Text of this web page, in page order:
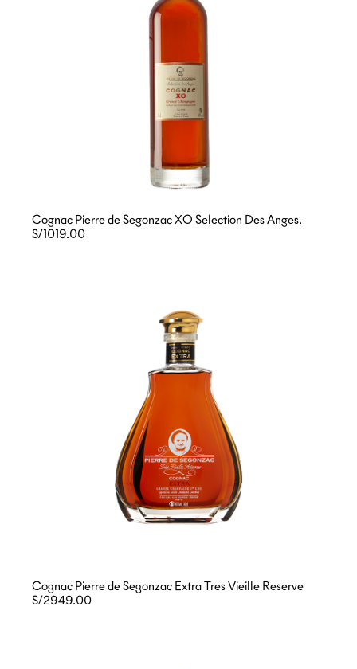
Cognac Pierre de Segonzac XO Selection Des Anges.
S/1019.00
Cognac Pierre de Segonzac Extra Tres Vieille Reserve
S/2949.00